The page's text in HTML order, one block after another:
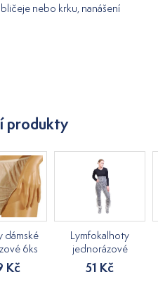
nebo krku, nanášení
produkty
dámské
6ks
Kč
Lymfokalhoty
jednorázové
51 Kč